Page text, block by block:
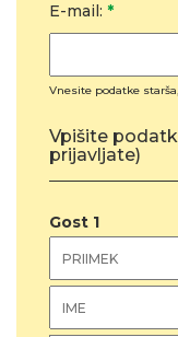
E-mail: *
Vnesite podatke
Vpišite
prijavljate)
Gost 1